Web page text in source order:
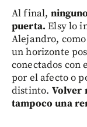
Al final,
puerta.Elsy lo
Alejandro,
un horizonte
conectados con
por el afecto o
distinto. Volver
tampoco una